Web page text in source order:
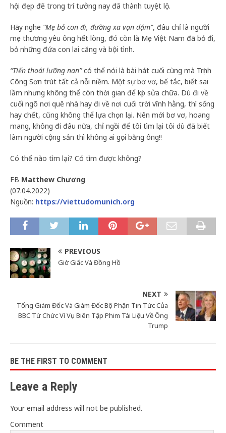
hội đẹp đẽ trong trí tưởng nay đã thành tuyệt lộ.
Hãy nghe “Mẹ bỏ con đi, đường xa vạn dặm”, đâu chỉ là người
mẹ thương yêu ông hết lòng, đó còn là Mẹ Việt Nam đã bỏ đi,
bỏ những đứa con lai căng và bội tình.
“Tiến thoái lưỡng nan”có thể nói là bài hát cuối cùng mà Trịnh
Công Sơn trút tất cả nỗi niềm. Một sự bơ vơ, bế tắc, biết sai
lầm nhưng không thể còn thời gian để kịp sửa chữa. Dù đi về
cuối ngõ nơi quê nhà hay đi về nơi cuối trời vĩnh hằng, thì sống
hay chết, cũng không thể lựa chọn lại. Nên mới bơ vơ, hoang
mang, không đi đâu nữa, chỉ ngồi để tôi tìm lại tôi dù đã biết
làm người cộng sản thì không ai gọi bằng ông!!
Có thể nào tìm lại? Có tìm được không?
FB Matthew Chương
(07.04.2022)
Nguồn: https://viettudomunich.org
PREVIOUS
Giờ Giấc Và Đồng Hồ
NEXT
Tổng Giám Đốc Và Giám Đốc Bộ Phận Tin Tức Của
BBC Từ Chức Vì Vụ Biên Tập Phim Tài Liệu Về Ông
Trump
BE THE FIRST TO COMMENT
Leave a Reply
Your email address will not be published.
Comment